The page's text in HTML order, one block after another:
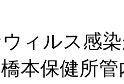
ィルス感
本保健所